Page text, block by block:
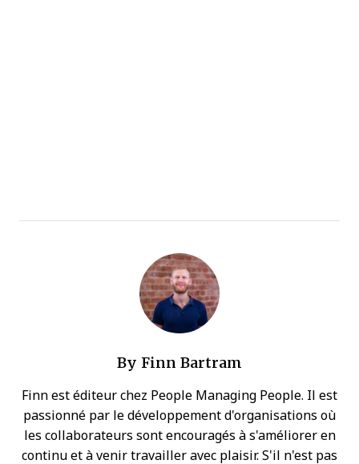
By Finn Bartram
Finn est éditeur chez People Managing People. Il est
passionné par le développement d'organisations où
les collaborateurs sont encouragés à s'améliorer en
continu et à venir travailler avec plaisir. S'il n'est pas